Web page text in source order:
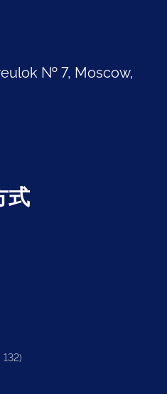
№ 7, Moscow,
式
132)